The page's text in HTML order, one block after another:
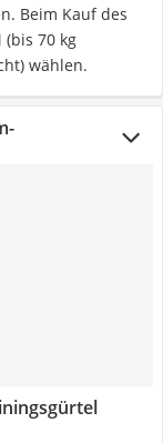
Beim Kauf des
(bis 70 kg
wählen.